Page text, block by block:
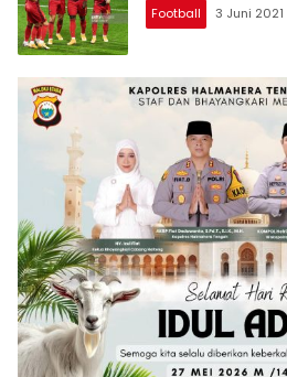
Football 3 Juni 2021